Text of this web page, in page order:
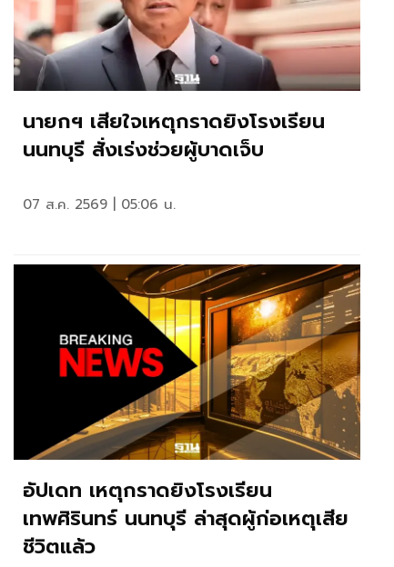
นายกฯ เสียใจเหตุกราดยิงโรงเรียน
นนทบุรี สั่งเร่งช่วยผู้บาดเจ็บ
07 ส.ค. 2569 | 05:06 น.
อัปเดท เหตุกราดยิงโรงเรียน
เทพศิรินทร์ นนทบุรี ล่าสุดผู้ก่อเหตุเสีย
ชีวิตแล้ว